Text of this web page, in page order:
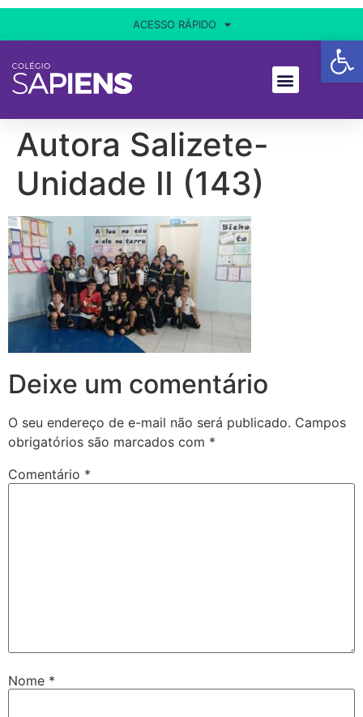
ACESSO RÁPIDO
Autora Salizete-
Unidade II (143)
Deixe um comentário
O seu endereço de e-mail não será publicado. Campos
obrigatórios são marcados com *
Comentário *
Nome *